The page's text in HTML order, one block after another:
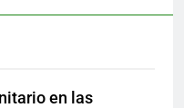
en las